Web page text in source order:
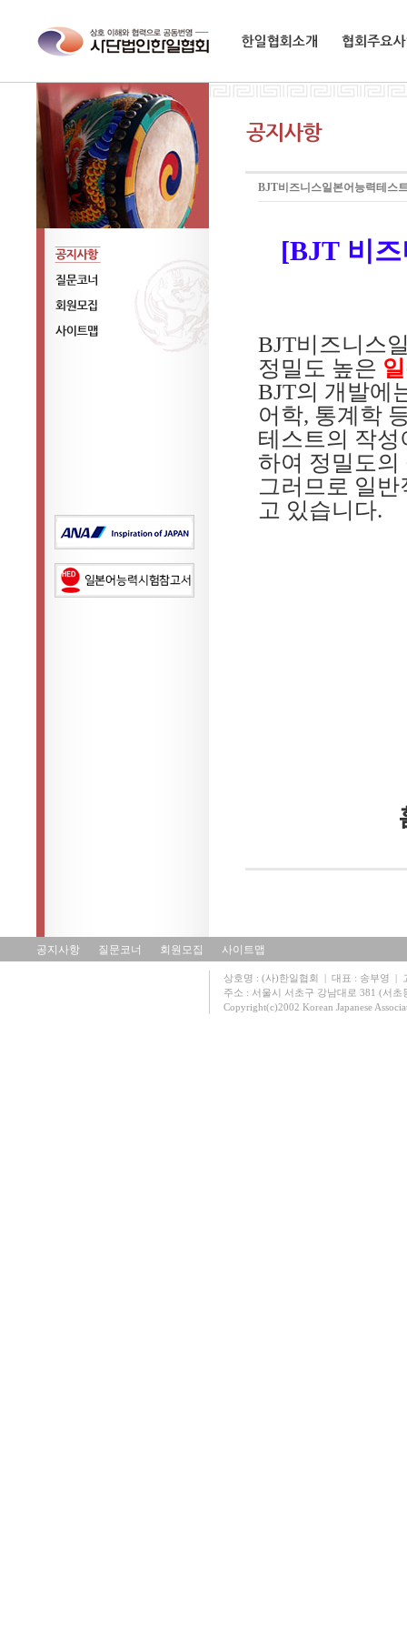
공지사항
질문코너
회원모집
BJT비즈니스일본어능력테스
[BJT 비
BJT비즈니스
정밀도 높은
BJT의 개발에
어학, 통계학
테스트의 작
하여 정밀도
그러므로 일
고 있습니다.
공지사항 질문코너 회원모집 사이트맵
상호명 : (사)한일협회 | 대표 : 송부영 |
주소 : 서울시 서초구 강남대로 381 (서
Copyright(c)2002 Korean Japanese